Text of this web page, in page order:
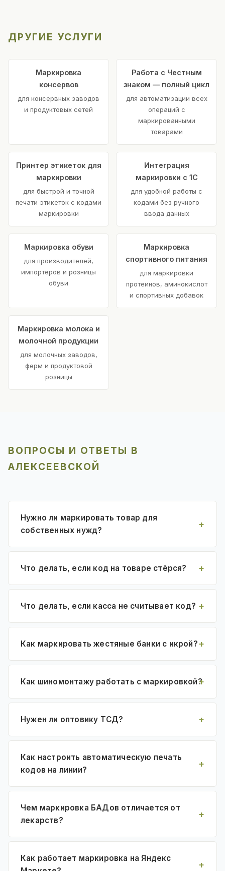
ДРУГИЕ УСЛУГИ
Маркировка
консервов
для консервных заводов
и продуктовых сетей
Работа с Честным
знаком — полный цикл
для автоматизации всех
операций с
маркированными
товарами
Принтер этикеток для
маркировки
для быстрой и точной
печати этикеток с кодами
маркировки
Интеграция
маркировки с 1С
для удобной работы с
кодами без ручного
ввода данных
Маркировка обуви
для производителей,
импортеров и розницы
обуви
Маркировка
спортивного питания
для маркировки
протеинов, аминокислот
и спортивных добавок
Маркировка молока и
молочной продукции
для молочных заводов,
ферм и продуктовой
розницы
ВОПРОСЫ И ОТВЕТЫ В
АЛЕКСЕЕВСКОЙ
Нужно ли маркировать товар для
собственных нужд?
Что делать, если код на товаре стёрся?
Что делать, если касса не считывает код?
Как маркировать жестяные банки с икрой?
Как шиномонтажу работать с маркировкой?
Нужен ли оптовику ТСД?
Как настроить автоматическую печать
кодов на линии?
Чем маркировка БАДов отличается от
лекарств?
Как работает маркировка на Яндекс